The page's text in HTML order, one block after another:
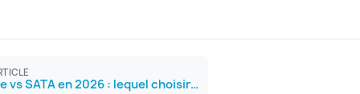
SSD NVMe vs SATA en 2026 : lequel choisir ?